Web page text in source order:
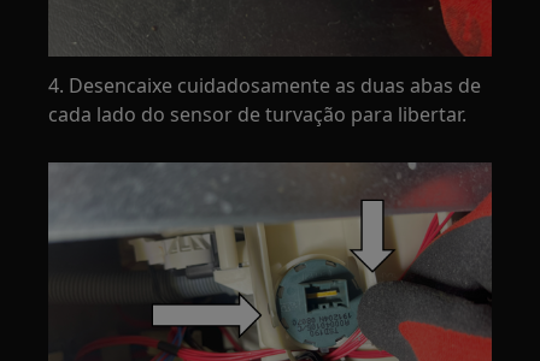
4. Desencaixe cuidadosamente as duas abas de
cada lado do sensor de turvação para libertar.